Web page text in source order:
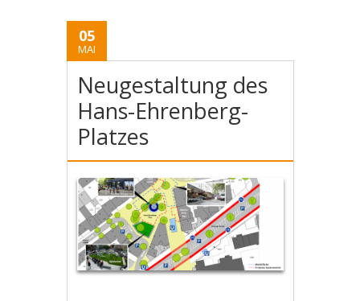
05
MAI
Neugestaltung des
Hans-Ehrenberg-
Platzes